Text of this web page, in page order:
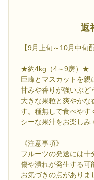
返
【9月上旬～10月中旬
★約4kg（4～9房）★
巨峰とマスカットを親
甘みや香りが強いぶど
大きな果粒と爽やか
す。種無しで食べやす
シーな果汁をお楽しみ
《注意事項》
フルーツの発送には十
傷や潰れが発生する可
お気づきの点があり